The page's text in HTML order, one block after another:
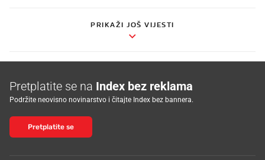
PRIKAŽI JOŠ VIJESTI
Pretplatite se na Index bez reklama
Podržite neovisno novinarstvo i čitajte Index bez bannera.
Pretplatite se